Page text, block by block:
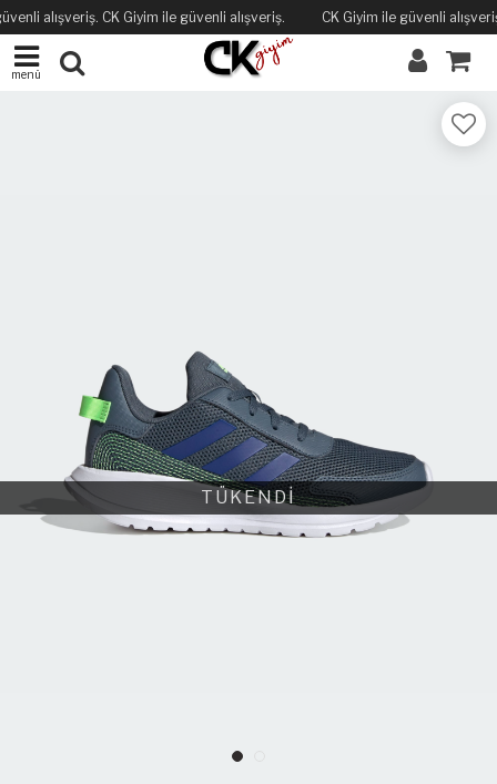
alışveriş. CK Giyim ile güvenli alışveriş. CK Giyim ile güvenli
menü
TÜKENDİ